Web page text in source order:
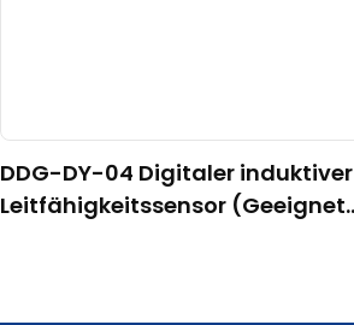
DDG-DY-04 Digitaler induktiver
Leitfähigkeitssensor (Geeignet